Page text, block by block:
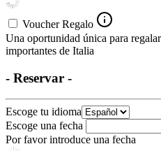
Voucher Regalo
Una oportunidad única para
importantes de Italia
- Reservar -
Escoge tu idioma
Escoge una fecha
Por favor introduce una fecha